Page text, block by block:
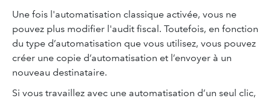
Une fois l'automatisation classique activée, vous ne
pouvez plus modifier l'audit fiscal. Toutefois, en fonction
du type d’automatisation que vous utilisez, vous pouvez
créer une copie d’automatisation et l’envoyer à un
nouveau destinataire.
Si vous travaillez avec une automatisation d’un seul clic,